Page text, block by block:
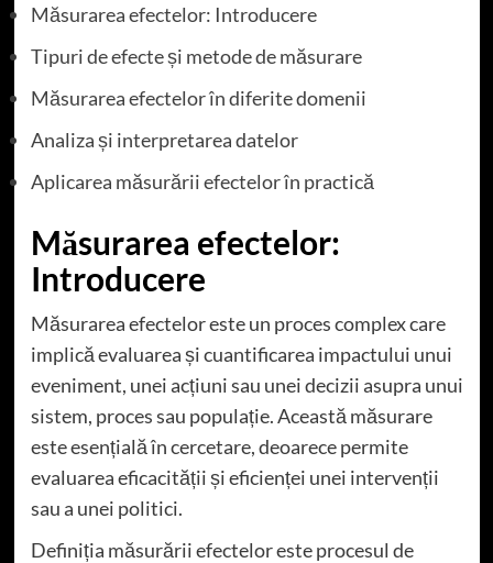
Măsurarea efectelor: Introducere
Tipuri de efecte și metode de măsurare
Măsurarea efectelor în diferite domenii
Analiza și interpretarea datelor
Aplicarea măsurării efectelor în practică
Măsurarea efectelor:
Introducere
Măsurarea efectelor este un proces complex care
implică evaluarea și cuantificarea impactului unui
eveniment, unei acțiuni sau unei decizii asupra unui
sistem, proces sau populație. Această măsurare
este esențială în cercetare, deoarece permite
evaluarea eficacității și eficienței unei intervenții
sau a unei politici.
Definiția măsurării efectelor este procesul de